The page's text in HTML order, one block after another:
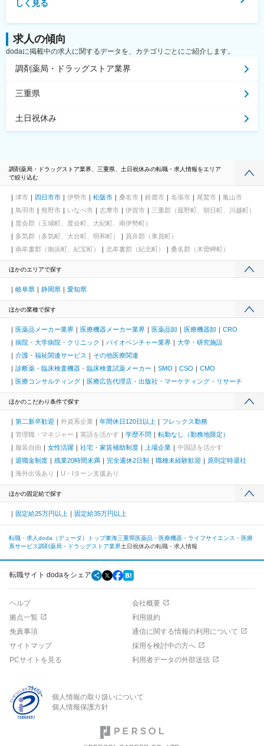
しく見る
求人の傾向
dodaに掲載中の求人に関するデータを、カテゴリごとにご紹介します。
調剤薬局・ドラッグストア業界
三重県
土日祝休み
調剤薬局・ドラッグストア業界、三重県、土日祝休みの転職・求人情報をエリア
で絞り込む
津市 四日市市 伊勢市 松阪市 桑名市 鈴鹿市 名張市 尾鷲市
亀山市
鳥羽市
熊野市 いなべ市 志摩市 伊賀市
三重郡（菰野町、朝日町、川越町）
度会郡（玉城町、度会町、大紀町、南伊勢町）
多気郡（多気町、大台町、明和町）
員弁郡（東員町）
南牟婁郡（御浜町、紀宝町）
北牟婁郡（紀北町） 桑名郡（木曽岬町）
ほかのエリアで探す
岐阜県 静岡県 愛知県
ほかの業種で探す
医薬品メーカー業界 医療機器メーカー業界 医薬品卸 医療機器卸
CRO
病院・大学病院・クリニック
バイオベンチャー業界
大学・研究施設
介護・福祉関連サービス
その他医療関連
診断薬・臨床検査機器・臨床検査試薬メーカー
SMO CSO
CMO
医療コンサルティング
医療広告代理店・出版社・マーケティング・リサーチ
ほかのこだわり条件で探す
第二新卒歓迎 外資系企業 年間休日120日以上
フレックス勤務
管理職・マネジャー
英語を活かす 学歴不問
転勤なし（勤務地限定）
服装自由
女性活躍 社宅・家賃補助制度 上場企業
中国語を活かす
退職金制度
残業20時間未満 完全週休2日制 職種未経験歓迎
原則定時退社
海外出張あり
U・Iターン支援あり
ほかの固定給で探す
固定給25万円以上 固定給35万円以上
転職・求人doda（デューダ）トップ東海三重県医薬品・医療機器・ライフサイエンス・医療
系サービス調剤薬局・ドラッグストア業界土日祝休みの転職・求人情報
転職サイト dodaをシェア
ヘルプ
会社概要
拠点一覧
利用規約
免責事項
通信に関する情報の利用について
サイトマップ
採用を検討中の方へ
PCサイトを見る
利用者データの外部送信
個人情報の取り扱いについて
個人情報保護方針